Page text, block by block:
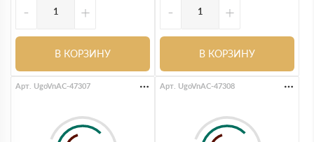
- +
В КОРЗИНУ
- +
В КОРЗИНУ
Арт. UgoVnAC-47307 Арт. UgoVnAC-47308